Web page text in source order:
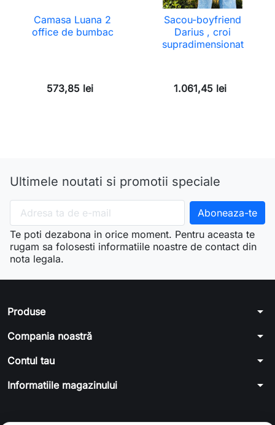
Camasa Luana 2
office de bumbac
573,85 lei
Sacou-boyfriend
Darius , croi
supradimensionat
1.061,45 lei
Ultimele noutati si promotii speciale
Te poti dezabona in orice moment. Pentru aceasta te
rugam sa folosesti informatiile noastre de contact din
nota legala.
Produse arrow_drop_down
Compania noastră arrow_drop_down
Contul tau arrow_drop_down
Informatiile magazinului arrow_drop_down